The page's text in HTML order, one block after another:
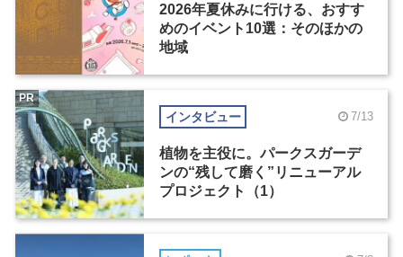
2026年夏休みに行ける、おすす
めのイベント10選：そのほかの
地域
インタビュー 7/13
植物を主役に。パークスガーデ
ンの“残して磨く”リニューアル
プロジェクト（1）
PR